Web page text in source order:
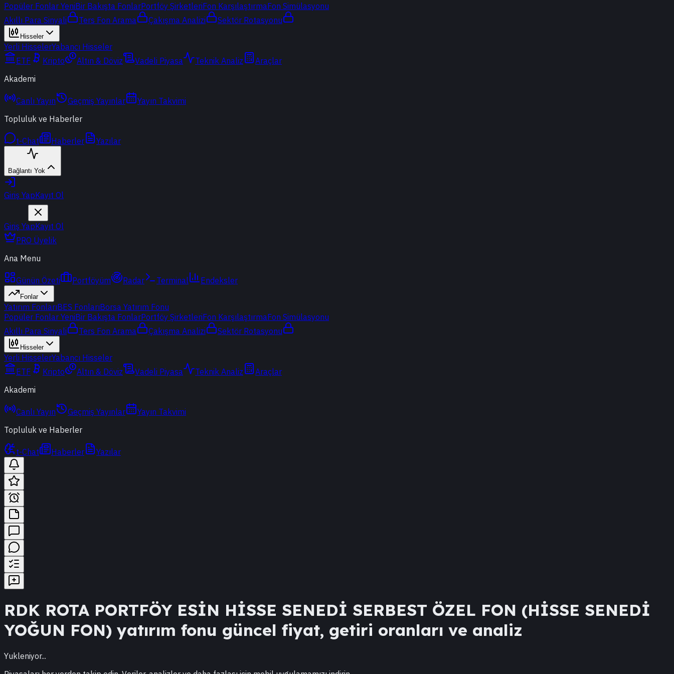
Popüler Fonlar YeniBir Bakışta FonlarPortföy ŞirketleriFon KarşılaştırmaFon Simülasyonu
Akıllı Para Sinyali
Ters Fon Arama Çakışma Analizi Sektör Rotasyonu
Hisseler
Yerli HisselerYabancı Hisseler
ETF
Kripto Altın & Döviz Vadeli Piyasa Teknik Analiz
Araçlar
Akademi
Canlı Yayın Geçmiş Yayınlar
Yayın Takvimi
Topluluk ve Haberler
t-Chat Haberler Yazılar
Bağlantı Yok
Giriş YapKayıt Ol
Giriş YapKayıt Ol
PRO Üyelik
Ana Menu
Günün Özeti Portföyüm Radar Terminal Endeksler
Fonlar
Yatırım FonlarıBES FonlarıBorsa Yatırım Fonu
Popüler Fonlar YeniBir Bakışta FonlarPortföy ŞirketleriFon KarşılaştırmaFon Simülasyonu
Akıllı Para Sinyali
Ters Fon Arama Çakışma Analizi Sektör Rotasyonu
Hisseler
Yerli HisselerYabancı Hisseler
ETF
Kripto Altın & Döviz Vadeli Piyasa Teknik Analiz
Araçlar
Akademi
Canlı Yayın Geçmiş Yayınlar
Yayın Takvimi
Topluluk ve Haberler
t-Chat Haberler Yazılar
RDK ROTA PORTFÖY ESİN HİSSE SENEDİ SERBEST ÖZEL FON (HİSSE SENEDİ
YOĞUN FON) yatırım fonu güncel fiyat, getiri oranları ve analiz
Yukleniyor...